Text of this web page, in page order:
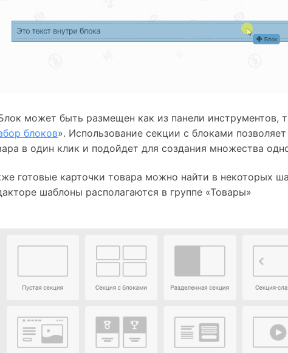
может быть размещен как из панели инструментов,
блоков». Использование секции с блоками
в один клик и подойдет для создания множества
готовые карточки товара можно найти в некоторых
шаблоны располагаются в группе «Товары»